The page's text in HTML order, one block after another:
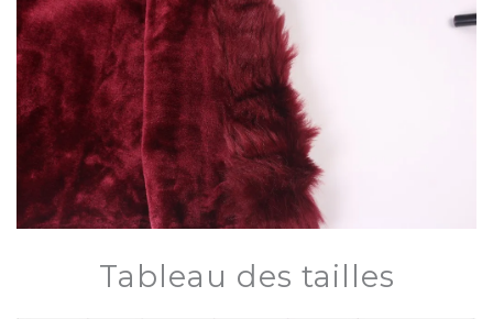
Tableau des tailles